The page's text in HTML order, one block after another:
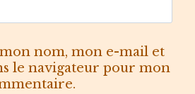
nom, mon e-mail et
le navigateur pour mon